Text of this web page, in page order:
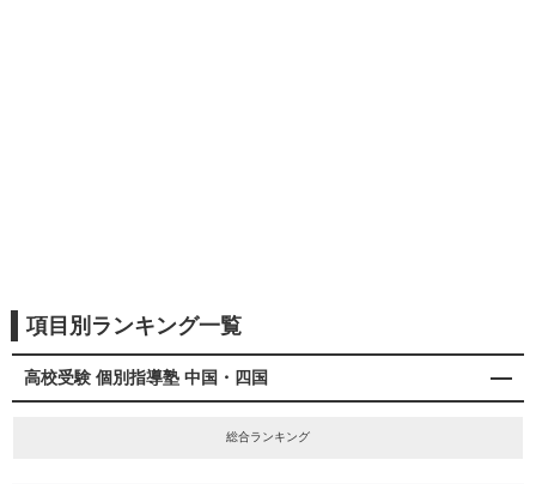
項目別ランキング一覧
高校受験 個別指導塾 中国・四国
総合ランキング